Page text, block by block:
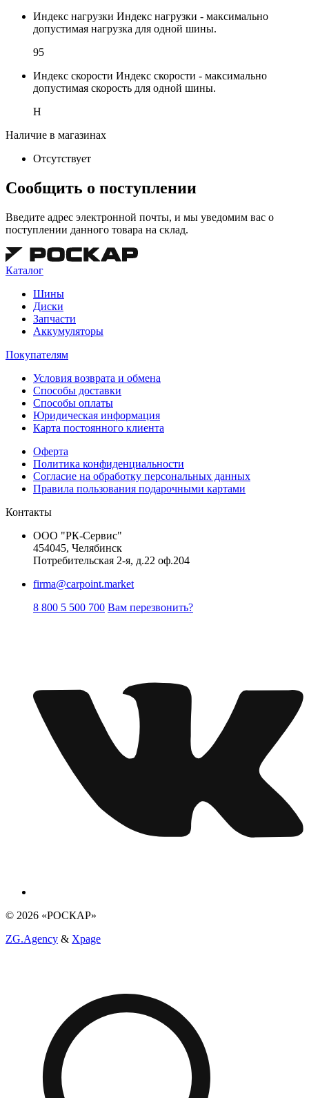
Индекс нагрузки Индекс нагрузки - максимально
допустимая нагрузка для одной шины.
95
Индекс скорости Индекс скорости - максимально
допустимая скорость для одной шины.
H
Наличие в магазинах
Отсутствует
Сообщить о поступлении
Введите адрес электронной почты, и мы уведомим вас о
поступлении данного товара на склад.
Каталог
Шины
Диски
Запчасти
Аккумуляторы
Покупателям
Условия возврата и обмена
Способы доставки
Способы оплаты
Юридическая информация
Карта постоянного клиента
Оферта
Политика конфиденциальности
Согласие на обработку персональных данных
Правила пользования подарочными картами
Контакты
ООО "РК-Сервис"
454045, Челябинск
Потребительская 2-я, д.22 оф.204
firma@carpoint.market
8 800 5 500 700 Вам перезвонить?
© 2026 «РОСКАР»
ZG.Agency & Xpage